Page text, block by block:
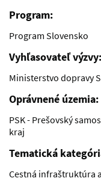
Program:
Program Slovensko
Vyhľasovateľ výzvy:
Ministerstvo dopravy
Oprávnené územia:
PSK - Prešovský
kraj
Tematická
Cestná infraštruktúra